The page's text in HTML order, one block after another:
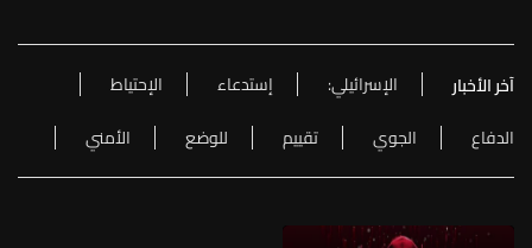
آخر الأخبار الإسرائيلي: إستدعاء
الإحتياط
الدفاع
الجوي تقييم للوضع الأمني